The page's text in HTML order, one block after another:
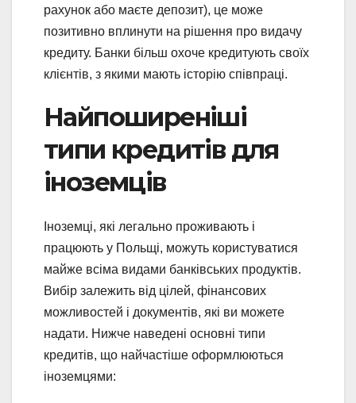
рахунок або маєте депозит), це може
позитивно вплинути на рішення про видачу
кредиту. Банки більш охоче кредитують своїх
клієнтів, з якими мають історію співпраці.
Найпоширеніші
типи кредитів для
іноземців
Іноземці, які легально проживають і
працюють у Польщі, можуть користуватися
майже всіма видами банківських продуктів.
Вибір залежить від цілей, фінансових
можливостей і документів, які ви можете
надати. Нижче наведені основні типи
кредитів, що найчастіше оформлюються
іноземцями: